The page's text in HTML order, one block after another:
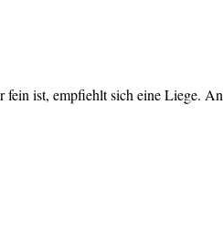
fein ist, empfiehlt sich eine Liege. An